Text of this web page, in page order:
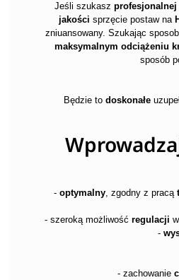
Jeśli szukasz profesjonalnej
jakości sprzęcie postaw na
zniuansowany. Szukając
maksymalnym odciążeniu
sposób
Będzie to doskonałe
- optymalny, zgodny z pracą
- szeroką możliwość regulacji
-
- zachowanie